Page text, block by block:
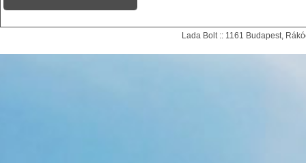
Lada Bolt :: 1161 Budapest,